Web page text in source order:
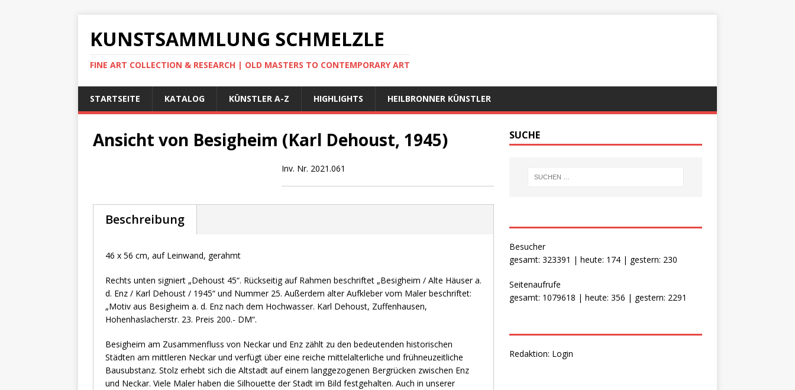
KUNSTSAMMLUNG SCHMELZLE
FINE ART COLLECTION & RESEARCH | OLD MASTERS TO CONTEMPORARY ART
STARTSEITE KATALOG KÜNSTLER A-Z HIGHLIGHTS HEILBRONNER KÜNSTLER
Ansicht von Besigheim (Karl Dehoust, 1945)
Inv. Nr. 2021.061
Beschreibung
46 x 56 cm, auf Leinwand, gerahmt
Rechts unten signiert „Dehoust 45“. Rückseitig auf Rahmen beschriftet „Besigheim / Alte Häuser a.
d. Enz / Karl Dehoust / 1945“ und Nummer 25. Außerdem alter Aufkleber vom Maler beschriftet:
„Motiv aus Besigheim a. d. Enz nach dem Hochwasser. Karl Dehoust, Zuffenhausen,
Hohenhaslacherstr. 23. Preis 200.- DM“.
Besigheim am Zusammenfluss von Neckar und Enz zählt zu den bedeutenden historischen
Städten am mittleren Neckar und verfügt über eine reiche mittelalterliche und frühneuzeitliche
Bausubstanz. Stolz erhebt sich die Altstadt auf einem langgezogenen Bergrücken zwischen Enz
und Neckar. Viele Maler haben die Silhouette der Stadt im Bild festgehalten. Auch in unserer
SUCHE
Besucher
gesamt: 323391 | heute: 174 | gestern: 230
Seitenaufrufe
gesamt: 1079618 | heute: 356 | gestern: 2291
Redaktion: Login